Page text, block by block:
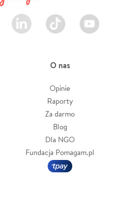
LinkedIn TikTok Youtube
O nas
Opinie
Raporty
Za darmo
Blog
Dla NGO
Fundacja Pomagam.pl